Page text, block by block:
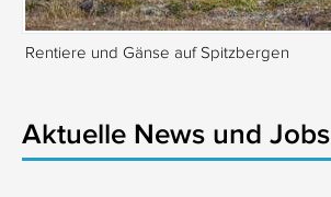
Rentiere und Gänse auf Spitzbergen
Aktuelle News und Jobs